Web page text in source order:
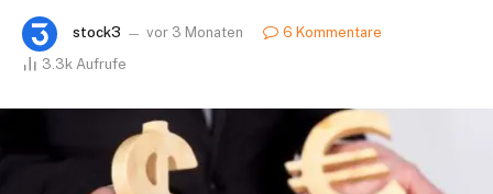
stock3 vor 3 Monaten
6 Kommentare
3.3k Aufrufe